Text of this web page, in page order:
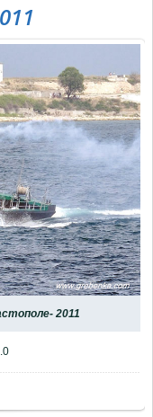
2011